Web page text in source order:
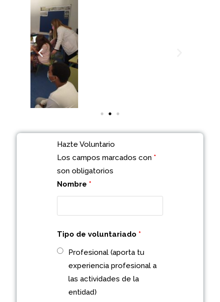
Hazte Voluntario
Los campos marcados con*
son obligatorios
Nombre*
Tipo de voluntariado*
Profesional (aporta tu
experiencia profesional a
las actividades de la
entidad)